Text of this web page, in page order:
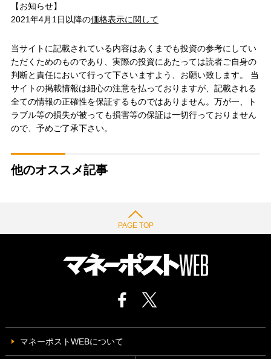
【お知らせ】
2021年4月1日以降の価格表示に関して
当サイトに記載されている内容はあくまでも投資の参考にしてい
ただくためのものであり、実際の投資にあたっては読者ご自身の
判断と責任において行って下さいますよう、お願い致します。 当
サイトの掲載情報は細心の注意を払っておりますが、記載される
全ての情報の正確性を保証するものではありません。万が一、ト
ラブル等の損失が被っても損害等の保証は一切行っておりません
ので、予めご了承下さい。
他のオススメ記事
PAGE TOP
マネーポストWEBについて